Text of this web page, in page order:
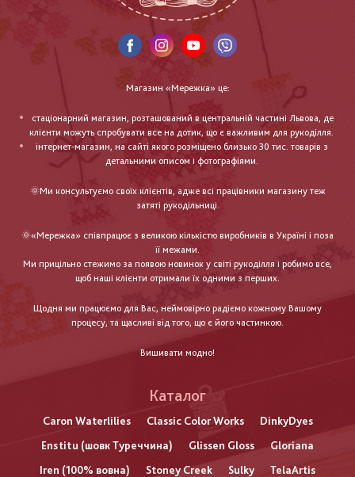
Магазин «Мережка» це:
стаціонарний магазин, розташований в центральній частині Львова, де
клієнти можуть спробувати все на дотик, що є важливим для рукоділля.
інтернет-магазин, на сайті якого розміщено близько 30 тис. товарів з
детальними описом і фотографіями.
🌞Ми консультуємо своїх клієнтів, адже всі працівники магазину теж
затяті рукодільниці.
🌞«Мережка» співпрацює з великою кількістю виробників в Україні і поза
її межами.
Ми прицільно стежимо за появою новинок у світі рукоділля і робимо все,
щоб наші клієнти отримали їх одними з перших.
Щодня ми працюємо для Вас, неймовірно радіємо кожному Вашому
процесу, та щасливі від того, що є його частинкою.
Вишивати модно!
Каталог
Caron Waterlilies Classic Color Works
DinkyDyes
Enstitu (шовк Туреччина)
Glissen Gloss
Gloriana
Iren (100% вовна)
Stoney Creek Sulky
TelaArtis